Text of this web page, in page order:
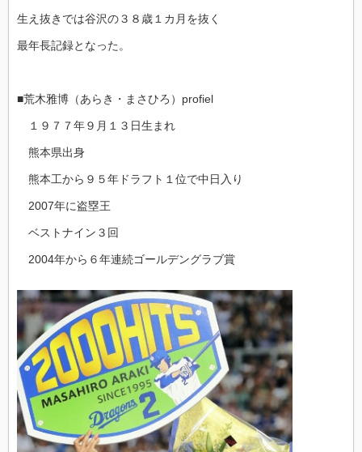
生え抜きでは谷沢の３８歳１カ月を抜く
最年長記録となった。
■荒木雅博（あらき・まさひろ）profiel
１９７７年９月１３日生まれ
熊本県出身
熊本工から９５年ドラフト１位で中日入り
2007年に盗塁王
ベストナイン３回
2004年から６年連続ゴールデングラブ賞